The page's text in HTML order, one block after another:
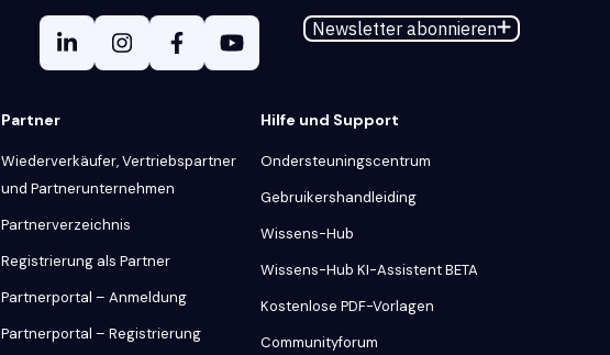
Newsletter abonnieren
Partner
Wiederverkäufer, Vertriebspartner
und Partnerunternehmen
Partnerverzeichnis
Registrierung als Partner
Partnerportal – Anmeldung
Partnerportal – Registrierung
Hilfe und Support
Ondersteuningscentrum
Gebruikershandleiding
Wissens-Hub
Wissens-Hub KI-Assistent BETA
Kostenlose PDF-Vorlagen
Communityforum